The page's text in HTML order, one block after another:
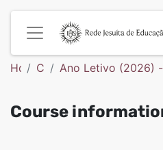
Side panel
HomeCoursesAno Letivo (2026)
Course